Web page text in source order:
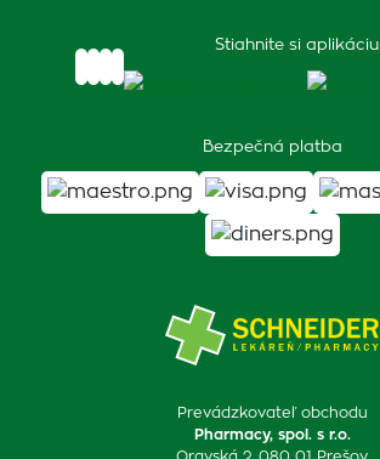
Prevádzkovateľ obchodu
Pharmacy, spol. s r.o.
Stiahnite si aplikáciu
Bezpečná platba